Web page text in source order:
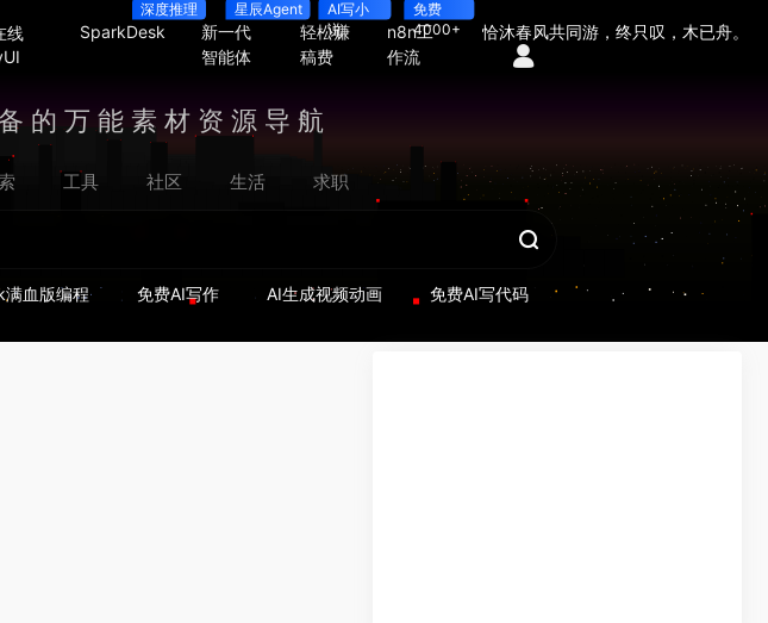
线
SparkDesk
深度推理
新一代
智能体
星辰Agent
轻松赚
稿费
AI写小
说
n8n工
作流
免费
4000+
恰沐春风共同游，终只叹，木已舟。
的万能素材资源导航
工具 社区 生活 求职
血版编程 免费AI写作 AI生成视频动画 免费AI写代码